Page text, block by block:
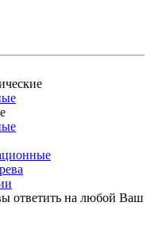
ответить на любой Ваш